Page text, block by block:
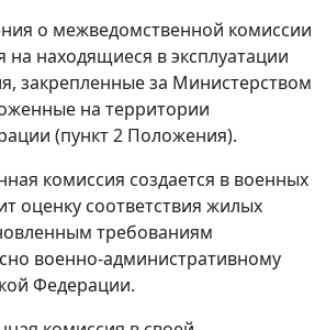
о межведомственной комиссии
на находящиеся в эксплуатации
закрепленные за Министерством
на территории
(пункт 2 Положения).
комиссия создается в военных
оценку соответствия жилых
требованиям
военно-административному
Федерации.